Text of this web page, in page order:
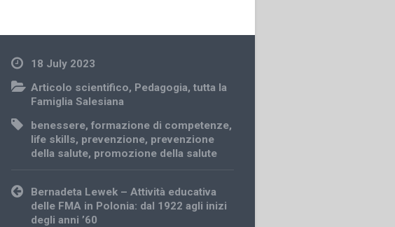
18 July 2023
Articolo scientifico, Pedagogia,tutta la
Famiglia Salesiana
benessere,formazione di competenze,
life skills, prevenzione, prevenzione
della salute, promozione della salute
Post
navigation
Bernadeta Lewek – Attività educativa
delle FMA in Polonia: dal 1922 agli inizi
degli anni ’60